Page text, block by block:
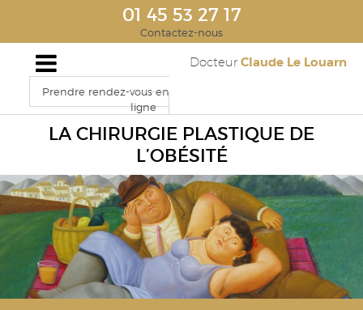
01 45 53 27 17
Contactez-nous
Docteur Claude Le Louarn
Prendre rendez-vous en
ligne
LA CHIRURGIE PLASTIQUE DE
L’OBÉSITÉ